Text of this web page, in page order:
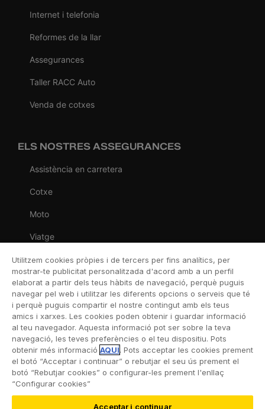
Internet i telefonia
Reformes de la llar
Assegurances
Taller RACC Auto
Venda de cotxes
ELS NOSTRES ASSEGURANCES
Assistència en carretera
Cotxe
Moto
Viatge
Llar
Vida
Decessos
Dental
Esportiva
Esquí
Utilitzem cookies pròpies i de tercers per fins analítics, per
mostrar-te publicitat personalitzada d'acord amb a un perfil
elaborat a partir dels teus hàbits de navegació, perquè puguis
navegar pel web i utilitzar les diferents opcions o serveis que té
i perquè puguis compartir el nostre contingut amb els teus
amics i xarxes. Les cookies poden obtenir i guardar informació
al teu navegador. Aquesta informació pot ser sobre la teva
navegació, les teves preferències o el teu dispositiu. Pots
obtenir més informació AQUÍ. Pots acceptar les cookies prement
el botó “Acceptar i continuar” o rebutjar el seu ús prement el
botó “Rebutjar cookies” o configurar-les prement l'enllaç
“Configurar cookies”
Acceptar i continuar